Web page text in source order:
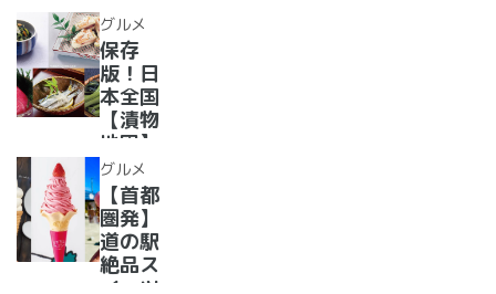
【全
国】
2022
年最新
グル
メ・お
土産を
まとめ
てご紹
介！＋
愛犬の
駅
グルメ
保存
版！日
本全国
【漬物
地図】
付き！
道の駅
で「ご
当地お
漬物」
めぐり
グルメ
【首都
圏発】
道の駅
絶品ス
イーツ